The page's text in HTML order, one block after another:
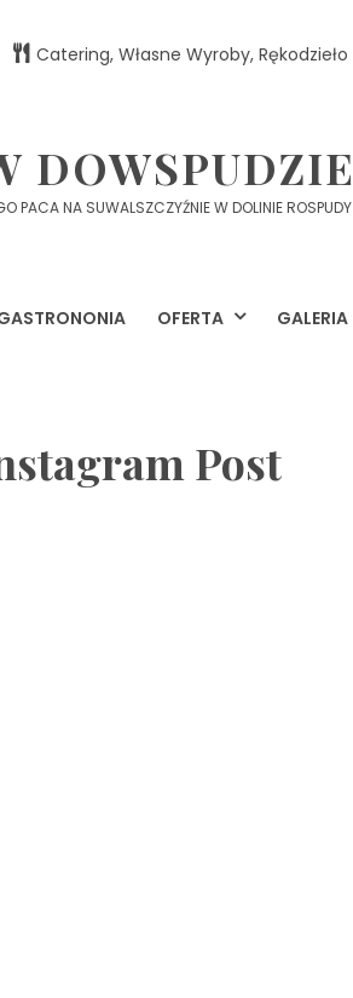
Catering, Własne Wyroby, Rękodzieło
DOWSPUDZIE
PACA NA SUWALSZCZYŹNIE W DOLINIE ROSPUDY
OFERTA GALERIA
Post